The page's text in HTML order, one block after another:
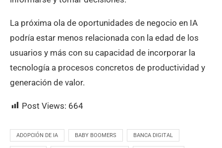
La próxima ola de oportunidades de negocio en IA
podría estar menos relacionada con la edad de los
usuarios y más con su capacidad de incorporar la
tecnología a procesos concretos de productividad y
generación de valor.
Post Views: 664
ADOPCIÓN DE IA BABY BOOMERS BANCA DIGITAL